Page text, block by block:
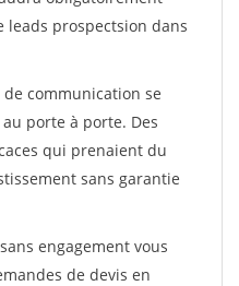
prospectsion dans
communication se
porte à porte. Des
qui prenaient du
sans garantie
engagement vous
de devis en